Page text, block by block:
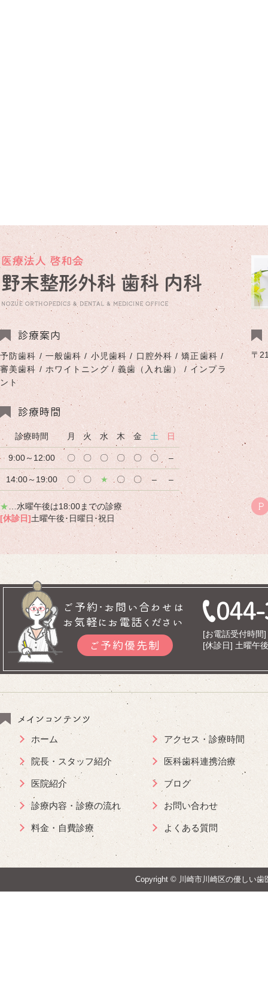
診療案内
予防歯科 / 一般歯科 / 小児歯科 / 口腔外科 / 矯正歯科 /
審美歯科 / ホワイトニング / 義歯（入れ歯） / インプラ
ント
診療時間
診療時間 月 火 水 木 金 土 日
9:00～12:00 〇 〇 〇 〇 〇 〇 –
14:00～19:00 〇 〇 ★ 〇 〇 – –
★ …水曜午後は18:00までの診療
[休診日]土曜午後･日曜日･祝日
〒
P
ご予約･お問い合わせは
お気軽にお電話ください
ご予約優先制
[お電話受付時間
[休診日] 土曜午
メインコンテンツ
ホーム
院長・スタッフ紹介
医院紹介
診療内容・診療の流れ
料金・自費診療
アクセス・診療時間
医科歯科連携治療
ブログ
お問い合わせ
よくある質問
Copyright © 川崎市川崎区の優しい